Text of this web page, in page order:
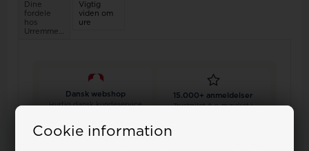
Cookie information
Dine
fordele
hos
Urremmen.dk
Vigtig
viden om
ure
Dansk webshop
Hurtig dansk kundeservice
15.000+ anmeldelser
Trustpilot & e-mærket i